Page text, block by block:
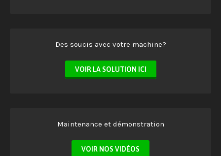
Des soucis avec votre machine?
VOIR LA SOLUTION ICI
Maintenance et démonstration
VOIR NOS VIDÉOS